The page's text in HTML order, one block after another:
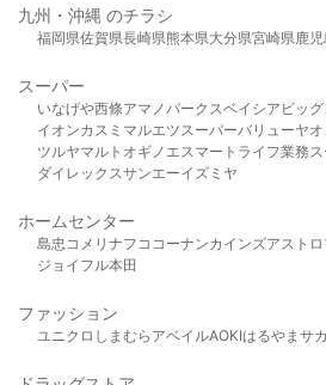
九州・沖縄 のチラシ
福岡県佐賀県長崎県熊本県大分県宮崎県鹿
スーパー
いなげや西條アマノパークスベイシア ビッ
イオンカスミ マルエツスーパーバリューヤ
ツルヤマルト オギノ エスマート ライフ業務
ダイレックスサンエーイズミヤ
ホームセンター
島忠 コメリ ナフコ コーナンカインズアスト
ジョイフル本田
ファッション
ユニクロ しまむら アベイルAOKIはるやま サ